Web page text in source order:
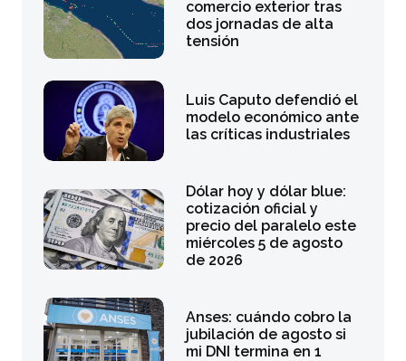
comercio exterior tras
dos jornadas de alta
tensión
Luis Caputo defendió el
modelo económico ante
las críticas industriales
Dólar hoy y dólar blue:
cotización oficial y
precio del paralelo este
miércoles 5 de agosto
de 2026
Anses: cuándo cobro la
jubilación de agosto si
mi DNI termina en 1